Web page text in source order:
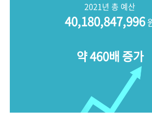
2021년 총 예산
40,180,847,996
약 460배 증가